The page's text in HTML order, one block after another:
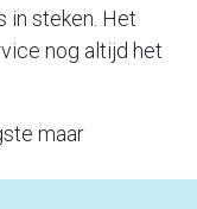
in steken. Het
nog altijd het
maar